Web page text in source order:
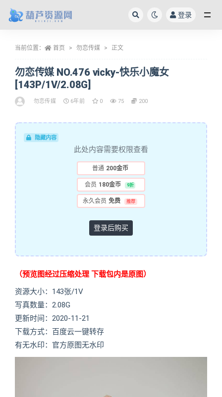
登录
当前位置： 首页 勿恋传媒 正文
勿恋传媒 NO.476 vicky-快乐小魔女
[143P/1V/2.08G]
勿恋传媒 6年前 0 75 200
隐藏内容
此处内容需要权限查看
普通 200金币
会员 180金币 9折
永久会员 免费 推荐
登录后购买
（预览图经过压缩处理 下载包内是原图）
资源大小：143张/1V
写真数量：2.08G
更新时间：2020-11-21
下载方式：百度云一键转存
有无水印：官方原图无水印